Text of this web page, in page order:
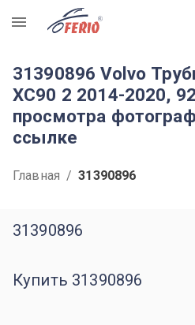
R
31390896 Volvo
XC90 2 2014-2020,
просмотра
ссылке
Главная / 31390896
31390896
Купить 31390896